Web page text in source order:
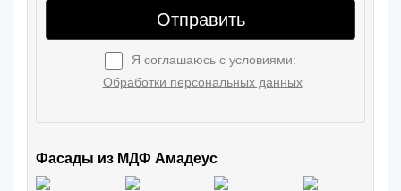
Отправить
Я соглашаюсь с условиями:
Обработки персональных данных
Фасады из МДФ Амадеус